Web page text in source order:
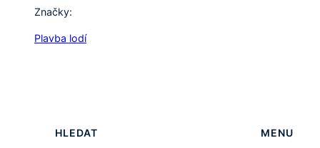
Značky:
Plavba lodí
HLEDAT MENU